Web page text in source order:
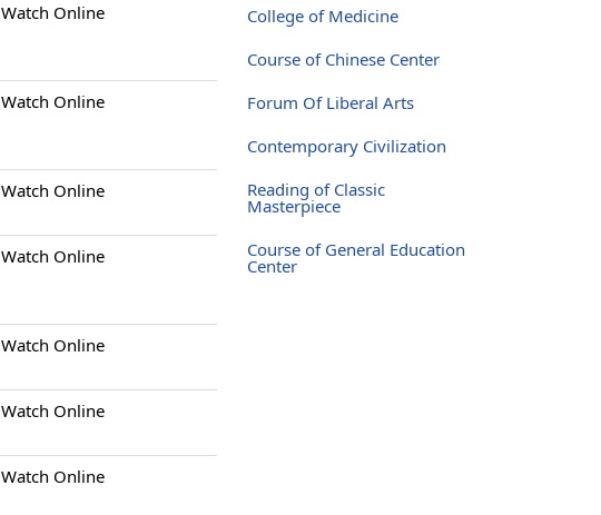
Watch Online
Watch Online
Watch Online
Watch Online
Watch Online
Watch Online
Watch Online
College of Medicine
Course of Chinese Center
Forum Of Liberal Arts
Contemporary Civilization
Reading of Classic
Masterpiece
Course of General Education
Center